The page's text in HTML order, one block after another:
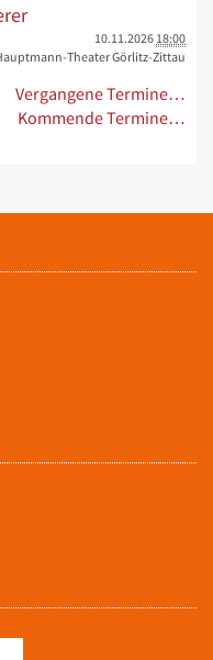
10.11.2026 18:00
Theater Görlitz-Zittau
Vergangene Termine…
Kommende Termine…